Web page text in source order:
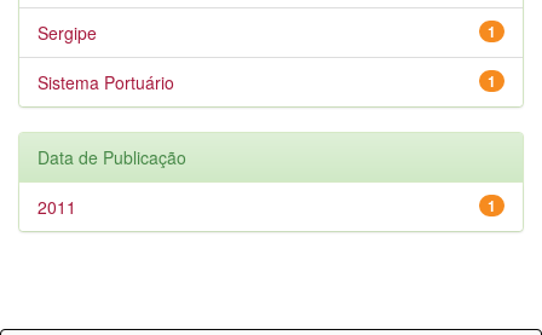
1
Sergipe
1
Sistema Portuário
Data de Publicação
1
2011